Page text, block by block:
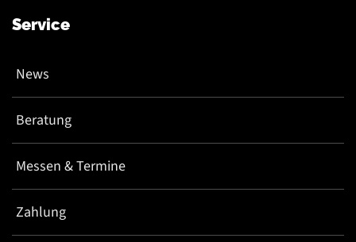
Service
News
Beratung
Messen & Termine
Zahlung